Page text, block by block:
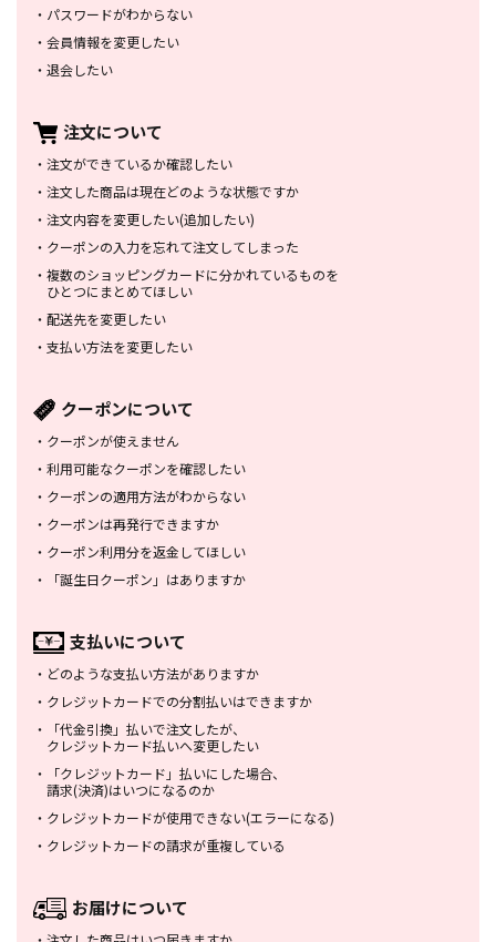
・ パスワードがわからない
・ 会員情報を変更したい
・ 退会したい
注文について
・ 注文ができているか確認したい
・ 注文した商品は現在どのような状態ですか
・ 注文内容を変更したい(追加したい)
・ クーポンの入力を忘れて注文してしまった
・ 複数のショッピングカードに分かれているものを
ひとつにまとめてほしい
・ 配送先を変更したい
・ 支払い方法を変更したい
クーポンについて
・ クーポンが使えません
・ 利用可能なクーポンを確認したい
・ クーポンの適用方法がわからない
・ クーポンは再発行できますか
・ クーポン利用分を返金してほしい
・
「誕生日クーポン」はありますか
支払いについて
・ どのような支払い方法がありますか
・ クレジットカードでの分割払いはできますか
・
「代金引換」払いで注文したが、
クレジットカード払いへ変更したい
・
「クレジットカード」払いにした場合、
請求(決済)はいつになるのか
・ クレジットカードが使用できない(エラーになる)
・ クレジットカードの請求が重複している
お届けについて